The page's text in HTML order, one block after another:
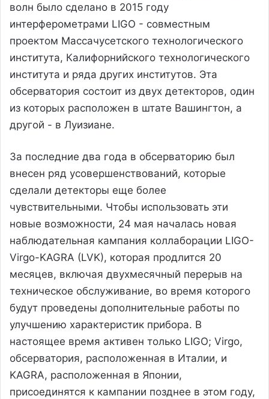
волн было сделано в 2015 году
интерферометрами LIGO - совместным
проектом Массачусетского технологического
института, Калифорнийского технологического
института и ряда других институтов. Эта
обсерватория состоит из двух детекторов, один
из которых расположен в штате Вашингтон, а
другой - в Луизиане.
За последние два года в обсерваторию был
внесен ряд усовершенствований, которые
сделали детекторы еще более
чувствительными. Чтобы использовать эти
новые возможности, 24 мая началась новая
наблюдательная кампания коллаборации LIGO-
Virgo-KAGRA (LVK), которая продлится 20
месяцев, включая двухмесячный перерыв на
техническое обслуживание, во время которого
будут проведены дополнительные работы по
улучшению характеристик прибора. В
настоящее время активен только LIGO; Virgo,
обсерватория, расположенная в Италии, и
KAGRA, расположенная в Японии,
присоединятся к кампании позднее в этом году,